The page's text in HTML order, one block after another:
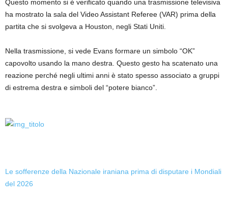
Questo momento si è verificato quando una trasmissione televisiva
ha mostrato la sala del Video Assistant Referee (VAR) prima della
partita che si svolgeva a Houston, negli Stati Uniti.
Nella trasmissione, si vede Evans formare un simbolo “OK”
capovolto usando la mano destra. Questo gesto ha scatenato una
reazione perché negli ultimi anni è stato spesso associato a gruppi
di estrema destra e simboli del “potere bianco”.
Le sofferenze della Nazionale iraniana prima di disputare i Mondiali
del 2026